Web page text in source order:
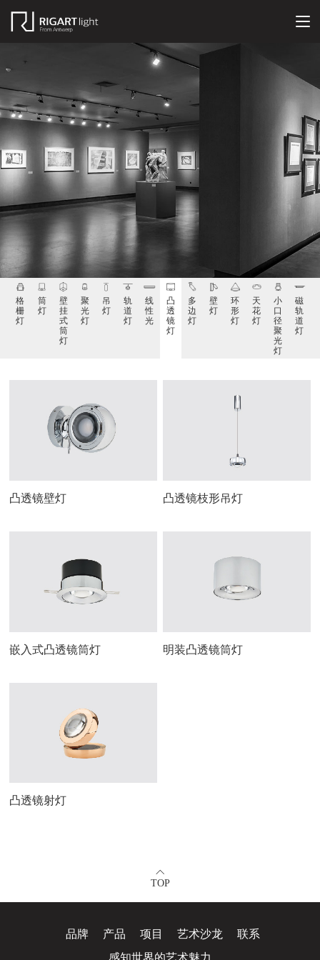
格
栅
灯
筒
灯
壁
挂
式
筒
灯
聚
光
灯
吊
灯
轨
道
灯
线
性
光
凸
透
镜
灯
多
边
灯
壁
灯
环
形
灯
天
花
灯
小
口
径
聚
光
灯
磁
轨
道
灯
凸透镜壁灯 凸透镜枝形吊灯
嵌入式凸透镜筒灯 明装凸透镜筒灯
凸透镜射灯
TOP
品牌 产品 项目 艺术沙龙
联系